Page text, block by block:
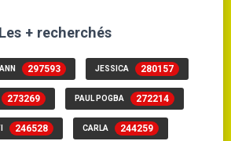
Les + recherchés
297593 JESSICA 280157
273269 PAUL POGBA 272214
246528 CARLA 244259